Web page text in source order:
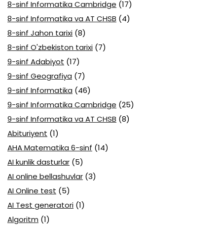
8-sinf Informatika Cambridge (17)
8-sinf Informatika va AT CHSB (4)
8-sinf Jahon tarixi (8)
8-sinf O'zbekiston tarixi (7)
9-sinf Adabiyot (17)
9-sinf Geografiya (7)
9-sinf Informatika (46)
9-sinf Informatika Cambridge (25)
9-sinf Informatika va AT CHSB (8)
Abituriyent (1)
AHA Matematika 6-sinf (14)
AI kunlik dasturlar (5)
AI online bellashuvlar (3)
AI Online test (5)
AI Test generatori (1)
Algoritm (1)